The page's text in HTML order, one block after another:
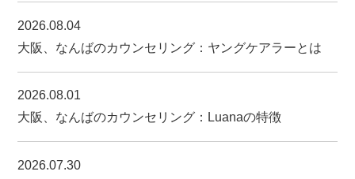
法人のお客様
サロン紹介・アクセス
お客様の声
お知らせ
2026.08.04
大阪、なんばのカウンセリング：ヤングケアラーとは
2026.08.01
大阪、なんばのカウンセリング：Luanaの特徴
2026.07.30